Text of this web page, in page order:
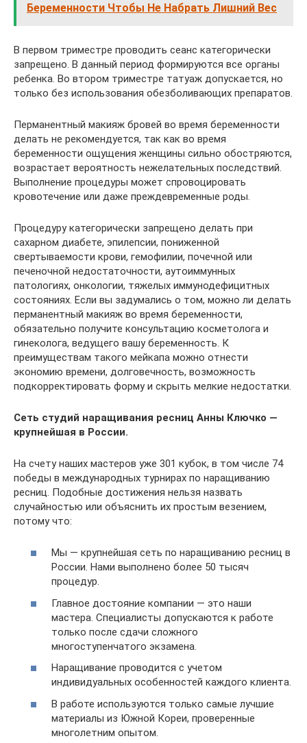
Беременности Чтобы Не Набрать Лишний Вес
В первом триместре проводить сеанс категорически
запрещено. В данный период формируются все органы
ребенка. Во втором триместре татуаж допускается, но
только без использования обезболивающих препаратов.
Перманентный макияж бровей во время беременности
делать не рекомендуется, так как во время
беременности ощущения женщины сильно обостряются,
возрастает вероятность нежелательных последствий.
Выполнение процедуры может спровоцировать
кровотечение или даже преждевременные роды.
Процедуру категорически запрещено делать при
сахарном диабете, эпилепсии, пониженной
свертываемости крови, гемофилии, почечной или
печеночной недостаточности, аутоиммунных
патологиях, онкологии, тяжелых иммунодефицитных
состояниях. Если вы задумались о том, можно ли делать
перманентный макияж во время беременности,
обязательно получите консультацию косметолога и
гинеколога, ведущего вашу беременность. К
преимуществам такого мейкапа можно отнести
экономию времени, долговечность, возможность
подкорректировать форму и скрыть мелкие недостатки.
Сеть студий наращивания ресниц Анны Ключко —
крупнейшая в России.
На счету наших мастеров уже 301 кубок, в том числе 74
победы в международных турнирах по наращиванию
ресниц. Подобные достижения нельзя назвать
случайностью или объяснить их простым везением,
потому что:
Мы — крупнейшая сеть по наращиванию ресниц в
России. Нами выполнено более 50 тысяч
процедур.
Главное достояние компании — это наши
мастера. Специалисты допускаются к работе
только после сдачи сложного
многоступенчатого экзамена.
Наращивание проводится с учетом
индивидуальных особенностей каждого клиента.
В работе используются только самые лучшие
материалы из Южной Кореи, проверенные
многолетним опытом.